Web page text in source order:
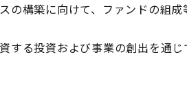
構築に向けて、ファンドの組
する投資および事業の創出を通